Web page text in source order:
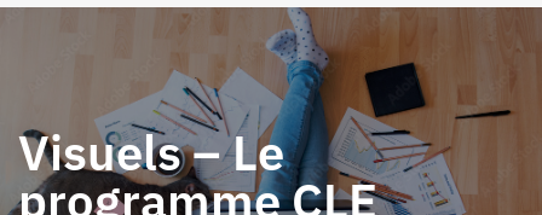
Visuels – Le
programme CLE